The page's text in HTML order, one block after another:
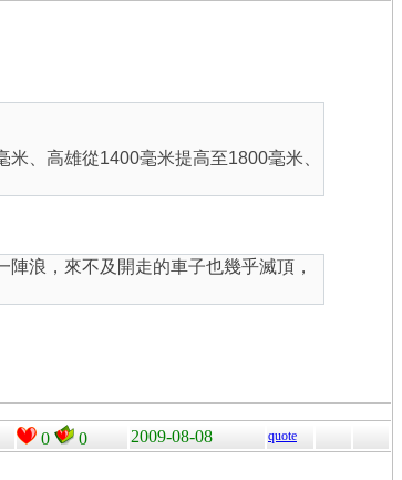
、高雄從1400毫米提高至1800毫米、
浪，來不及開走的車子也幾乎滅頂，
0 0 2009-08-08 quote